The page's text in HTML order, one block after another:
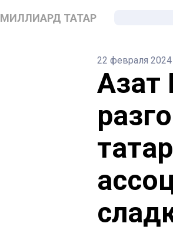
МИЛЛИАРД ТАТАР
22 февраля 2024
Азат